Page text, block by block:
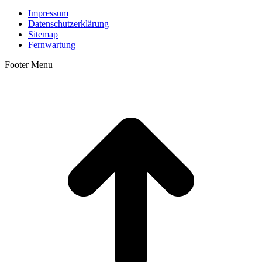
Impressum
Datenschutzerklärung
Sitemap
Fernwartung
Footer Menu